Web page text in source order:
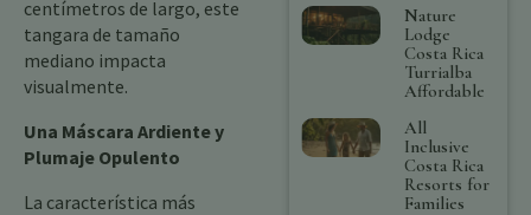
centímetros de largo, este
tangara de tamaño
mediano impacta
visualmente.
Una Máscara Ardiente y
Plumaje Opulento
La característica más
Nature
Lodge
Costa Rica
Turrialba
Affordable
All
Inclusive
Costa Rica
Resorts for
Families